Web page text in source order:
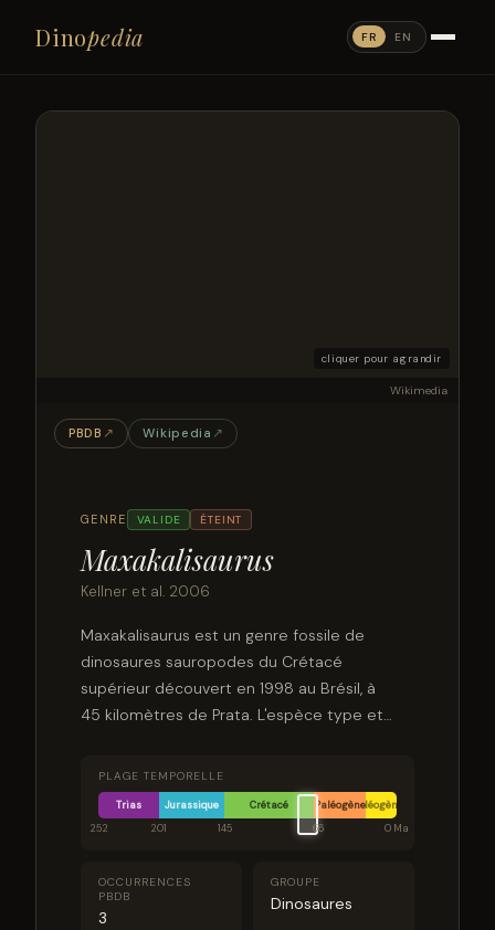
Dinopedia FR EN
GENRE VALIDE ÉTEINT
Maxakalisaurus
Kellner et al. 2006
Maxakalisaurus est un genre fossile de
dinosaures sauropodes du Crétacé
supérieur découvert en 1998 au Brésil, à
45 kilomètres de Prata. L'espèce type et
PLAGE TEMPORELLE
Trias Jurassique Crétacé PaléogèneNéogène
252
201 145 66 0 Ma
OCCURRENCES
PBDB
3
GROUPE
Dinosaures
cliquer pour agrandir
Wikimedia
PBDB ↗ Wikipedia ↗